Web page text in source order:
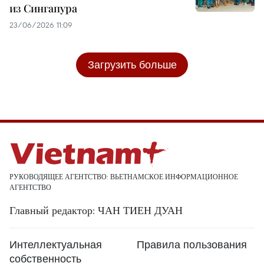
из Сингапура
23/06/2026 11:09
Загрузить больше
РУКОВОДЯЩЕЕ АГЕНТСТВО: ВЬЕТНАМСКОЕ ИНФОРМАЦИОННОЕ
АГЕНТСТВО
Главный редактор: ЧАН ТИЕН ДУАН
Интеллектуальная
собственность
Правила пользования